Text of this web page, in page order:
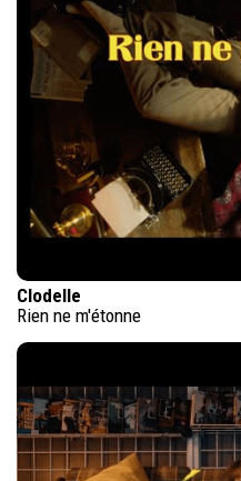
Clodelle
Rien ne m'étonne